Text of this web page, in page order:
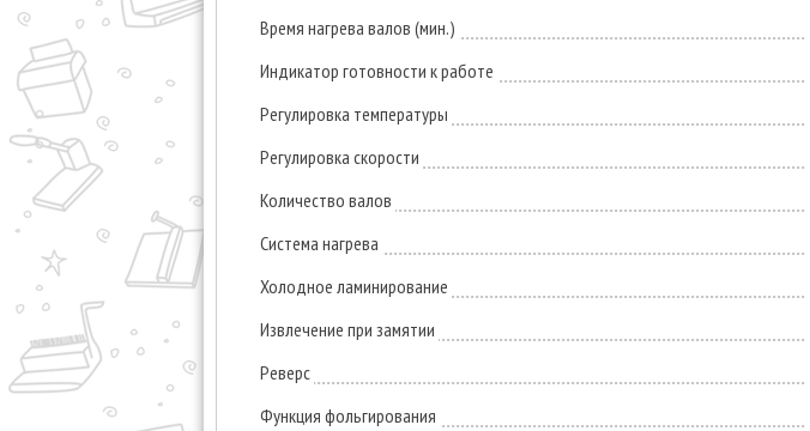
Время нагрева валов (мин.)
Индикатор готовности к работе
Регулировка температуры
Регулировка скорости
Количество валов
Система нагрева
Холодное ламинирование
Извлечение при замятии
Реверс
Функция фольгирования